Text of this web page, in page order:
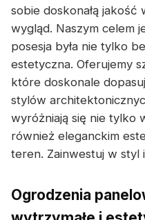
sobie doskonałą
wygląd. Naszym celem
posesja była nie tylko
estetyczna. Oferujemy
które doskonale
stylów
wyróżniają się nie tylko
również eleganckim
teren. Zainwestuj w styl
Ogrodzenia